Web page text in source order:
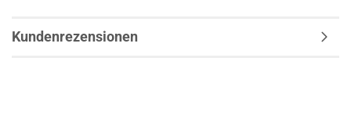
Kundenrezensionen